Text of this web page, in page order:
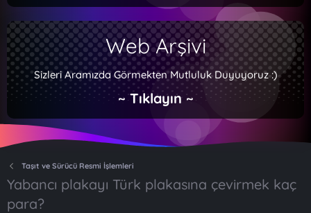
Web Arşivi
Sizleri Aramızda Görmekten Mutluluk Duyuyoruz :)
~ Tıklayın ~
Taşıt ve Sürücü Resmi İşlemleri
Yabancı plakayı Türk plakasına çevirmek kaç
para?